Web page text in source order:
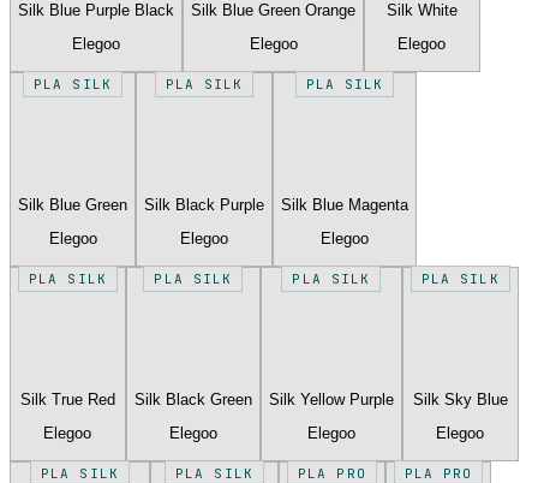
Silk Blue Purple Black
Elegoo
Silk Blue Green Orange
Elegoo
Silk White
Elegoo
PLA SILK
Silk Blue Green
Elegoo
PLA SILK
Silk Black Purple
Elegoo
PLA SILK
Silk Blue Magenta
Elegoo
PLA SILK
Silk True Red
Elegoo
PLA SILK
Silk Black Green
Elegoo
PLA SILK
Silk Yellow Purple
Elegoo
PLA SILK
Silk Sky Blue
Elegoo
PLA SILK PLA SILK PLA PRO PLA PRO